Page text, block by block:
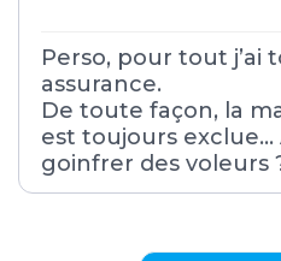
Perso, pour tout j’ai
assurance.
De toute façon, la
est toujours exclue…
goinfrer des voleurs